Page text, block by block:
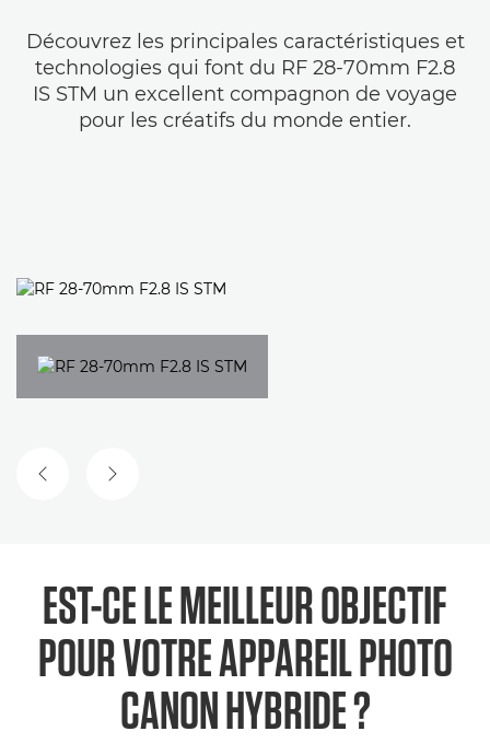
Découvrez les principales caractéristiques et
technologies qui font du RF 28-70mm F2.8
IS STM un excellent compagnon de voyage
pour les créatifs du monde entier.
DIAPOSITIVE PRÉCÉDENTE
DIAPOSITIVE SUIVANTE
EST-CE LE MEILLEUR OBJECTIF
POUR VOTRE APPAREIL PHOTO
CANON HYBRIDE ?